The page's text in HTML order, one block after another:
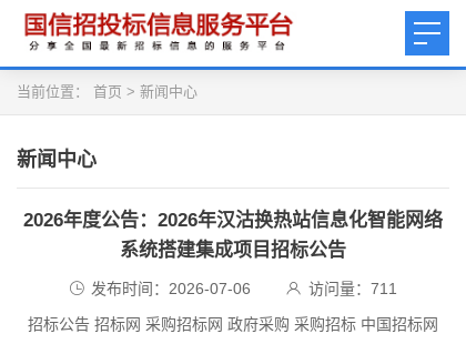
当前位置： 首页 > 新闻中心
新闻中心
2026年度公告：2026年汉沽换热站信息化智能网络
系统搭建集成项目招标公告
发布时间：2026-07-06 访问量： 711
招标公告 招标网 采购招标网 政府采购 采购招标 中国招标网